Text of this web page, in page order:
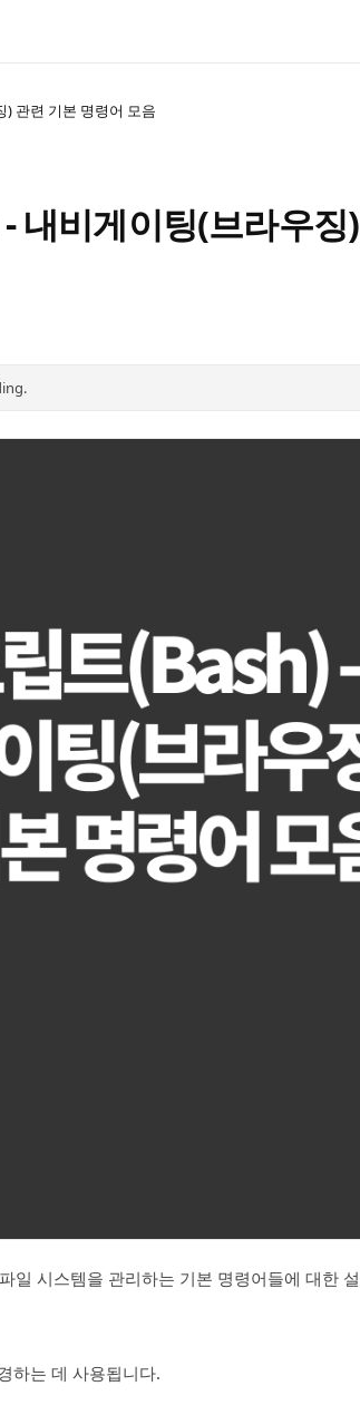
) 관련 기본 명령어 모음
내비게이팅(브라우징
일 시스템을 관리하는 기본 명령어들에 대한
하는 데 사용됩니다.